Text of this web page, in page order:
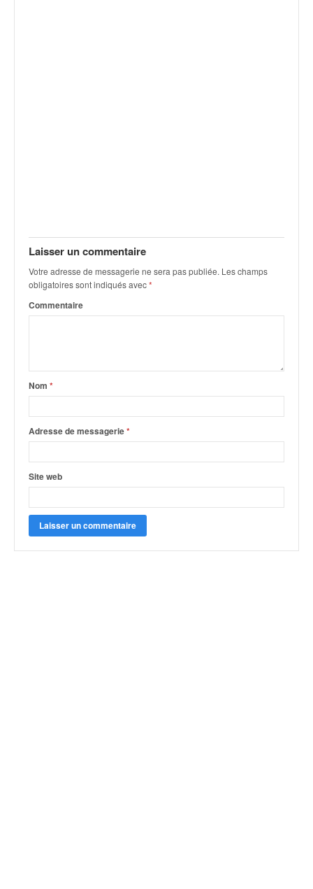
Laisser un commentaire
Votre adresse de messagerie ne sera pas publiée. Les champs
obligatoires sont indiqués avec*
Commentaire
Nom *
Adresse de messagerie*
Site web